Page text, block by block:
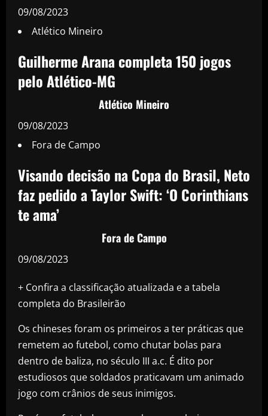
09/08/2023
Atlético Mineiro
Guilherme Arana completa 150 jogos
pelo Atlético-MG
Atlético Mineiro
09/08/2023
Fora de Campo
Visando decisão na Copa do Brasil, Neto
faz pedido a Taylor Swift: ‘O Corinthians
te ama’
Fora de Campo
09/08/2023
+ Confira a classificação atualizada e a tabela
completa do Brasileirão
Os chineses foram os primeiros a ter práticas que
remetem ao futebol, como chutar bolas para
dentro de baliza, no século III a.c. É dito por
estudiosos que soldados praticavam um animado
jogo com crânios de seus inimigos.